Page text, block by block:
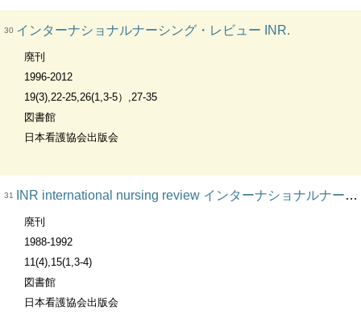
30 インターナショナルナーシング・レビュー INR.
廃刊
1996-2012
19(3),22-25,26(1,3-5）,27-35
図書館
日本看護協会出版会
31 INR international nursing review インターナショナルナーシングレビュー
廃刊
1988-1992
11(4),15(1,3-4)
図書館
日本看護協会出版会